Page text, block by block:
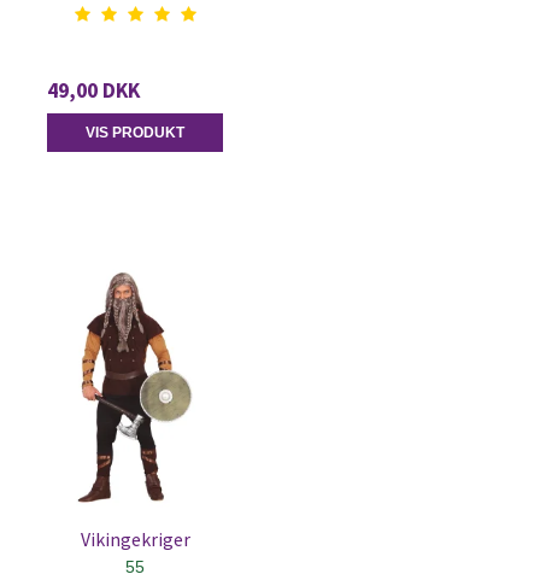
49,00 DKK
VIS PRODUKT
Vikingekriger
55